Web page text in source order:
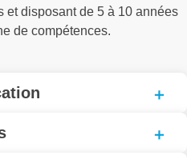
et disposant de 5 à 10 années
de compétences.